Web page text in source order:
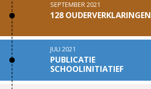
SEPTEMBER 2021
128 OUDERVERKLARINGEN
JULI 2021
PUBLICATIE
SCHOOLINITIATIEF